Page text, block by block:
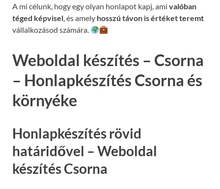
A mi célunk, hogy egy olyan honlapot kapj, ami valóban
téged képvisel, és amely hosszú távon is értéket teremt
vállalkozásod számára.
Weboldal készítés – Csorna
– Honlapkészítés Csorna és
környéke
Honlapkészítés rövid
határidővel – Weboldal
készítés Csorna